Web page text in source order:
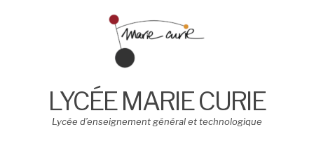
LYCÉE MARIE CURIE
Lycée d’enseignement général et technologique